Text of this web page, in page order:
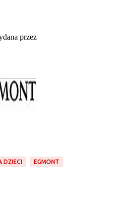
przez
DZIECI EGMONT